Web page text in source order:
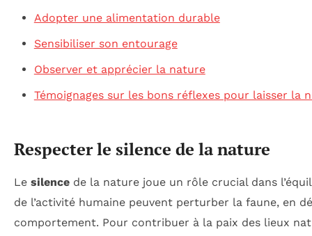
Adopter une alimentation durable
Sensibiliser son entourage
Observer et apprécier la nature
Témoignages sur les bons réflexes pour laisser la
Respecter le silence de la nature
Le silence de la nature joue un rôle crucial dans
de l’activité humaine peuvent perturber la faune, en
comportement. Pour contribuer à la paix des lieux